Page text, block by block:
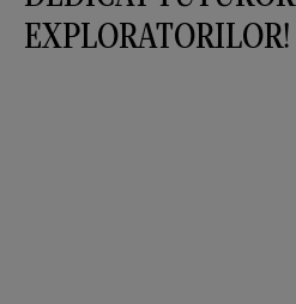
EXPLORATORILOR!